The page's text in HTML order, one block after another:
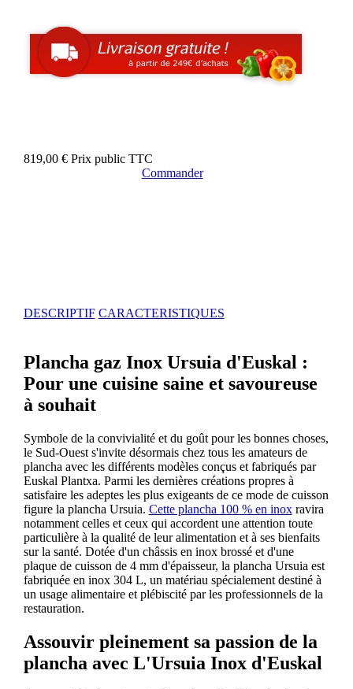
819,00 € Prix public TTC
Commander
DESCRIPTIF CARACTERISTIQUES
Plancha gaz Inox Ursuia d'Euskal :
Pour une cuisine saine et savoureuse
à souhait
Symbole de la convivialité et du goût pour les bonnes choses,
le Sud-Ouest s'invite désormais chez tous les amateurs de
plancha avec les différents modèles conçus et fabriqués par
Euskal Plantxa. Parmi les dernières créations propres à
satisfaire les adeptes les plus exigeants de ce mode de cuisson
figure la plancha Ursuia. Cette plancha 100 % en inoxravira
notamment celles et ceux qui accordent une attention toute
particulière à la qualité de leur alimentation et à ses bienfaits
sur la santé. Dotée d'un châssis en inox brossé et d'une
plaque de cuisson de 4 mm d'épaisseur, la plancha Ursuia est
fabriquée en inox 304 L, un matériau spécialement destiné à
un usage alimentaire et plébiscité par les professionnels de la
restauration.
Assouvir pleinement sa passion de la
plancha avec L'Ursuia Inox d'Euskal